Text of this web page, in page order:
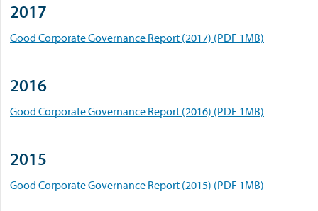
2017
Good Corporate Governance Report (2017) (PDF 1MB)
2016
Good Corporate Governance Report (2016) (PDF 1MB)
2015
Good Corporate Governance Report (2015) (PDF 1MB)